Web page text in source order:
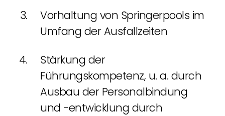
Vorhaltung von Springerpools im
Umfang der Ausfallzeiten
Stärkung der
Führungskompetenz, u. a. durch
Ausbau der Personalbindung
und -entwicklung durch